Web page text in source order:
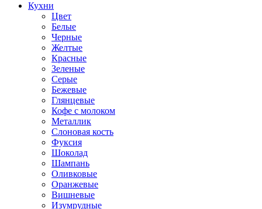
Кухни
Цвет
Белые
Черные
Желтые
Красные
Зеленые
Серые
Бежевые
Глянцевые
Кофе с молоком
Металлик
Слоновая кость
Фуксия
Шоколад
Шампань
Оливковые
Оранжевые
Вишневые
Изумрудные